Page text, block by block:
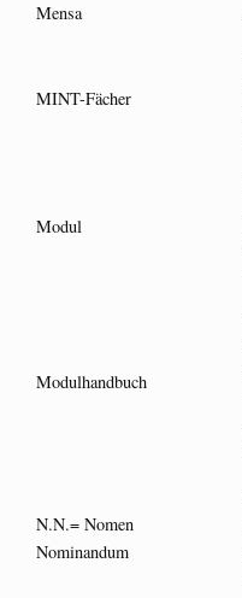
Mensa
MINT-Fächer
Modul
Modulhandbuch
N.N.= Nomen
Nominandum